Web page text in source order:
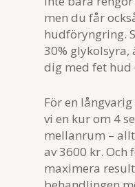
men du får
hudföryngring.
30% glykolsyra,
dig med fet hud
För en
vi en kur om 4
mellanrum –
av 3600 kr. Och
maximera